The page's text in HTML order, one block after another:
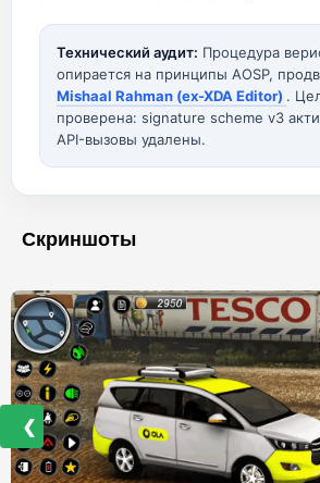
Технический аудит: Процедура
опирается на принципы AOSP,
Mishaal Rahman (ex-XDA Editor) .
проверена: signature scheme v3
API-вызовы удалены.
Скриншоты
❮